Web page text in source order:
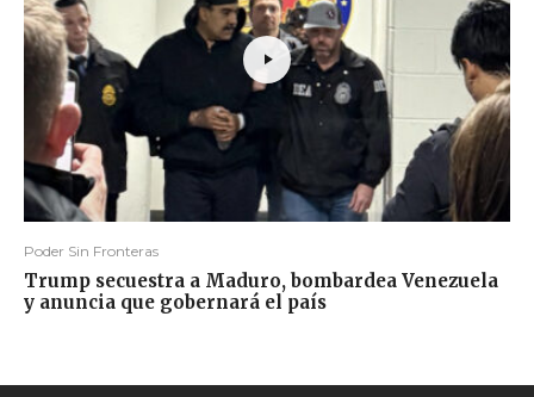
Poder Sin Fronteras
Trump secuestra a Maduro, bombardea Venezuela
y anuncia que gobernará el país